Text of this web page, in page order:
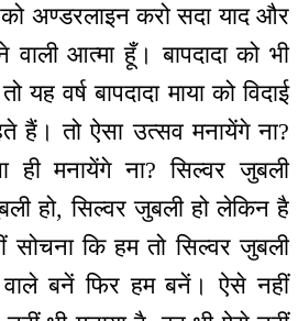
अण्डरलाइन करो सदा याद और
आत्मा हूँ। बापदादा को भी
वर्ष बापदादा माया को विदाई
हैं। तो ऐसा उत्सव मनायेंगे ना?
मनायेंगे ना? सिल्वर जुबली
हो, सिल्वर जुबली हो लेकिन है
सोचना कि हम तो सिल्वर जुबली
बनें फिर हम बनें। ऐसे नहीं